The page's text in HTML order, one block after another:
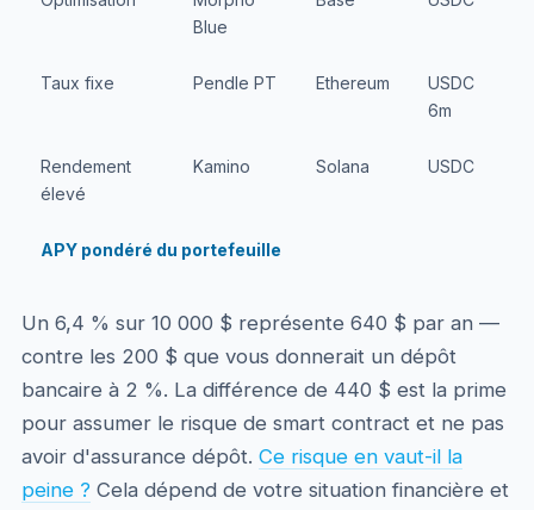
Blue
Taux fixe Pendle PT Ethereum
USDC
6m
Rendement
élevé
Kamino Solana USDC
APY pondéré du portefeuille
Un 6,4 % sur 10 000 $ représente 640 $ par an —
contre les 200 $ que vous donnerait un dépôt
bancaire à 2 %. La différence de 440 $ est la prime
pour assumer le risque de smart contract et ne pas
avoir d'assurance dépôt. Ce risque en vaut-il la
peine ? Cela dépend de votre situation financière et